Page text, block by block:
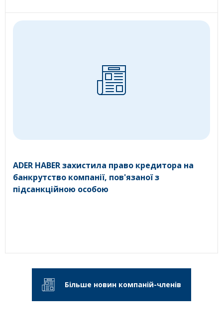
ADER HABER захистила право кредитора на
банкрутство компанії, пов'язаної з
підсанкційною особою
Більше новин компаній-членів